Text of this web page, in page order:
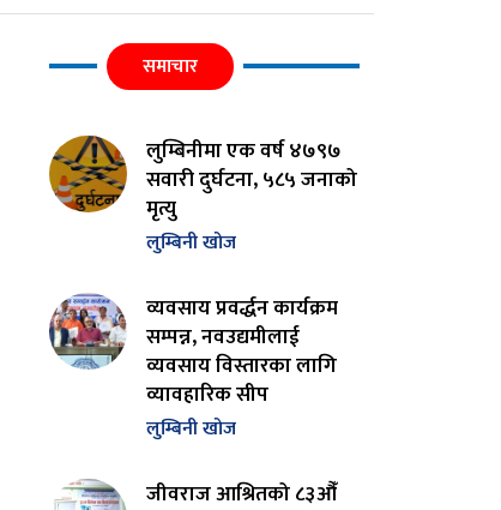
समाचार
लुम्बिनीमा एक वर्ष ४७९७
सवारी दुर्घटना, ५८५ जनाको
मृत्यु
लुम्बिनी खोज
व्यवसाय प्रवर्द्धन कार्यक्रम
सम्पन्न, नवउद्यमीलाई
व्यवसाय विस्तारका लागि
व्यावहारिक सीप
लुम्बिनी खोज
जीवराज आश्रितको ८३औँ